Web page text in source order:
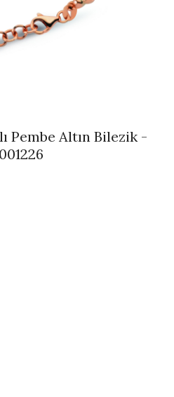
Pembe Altın Bilezik -